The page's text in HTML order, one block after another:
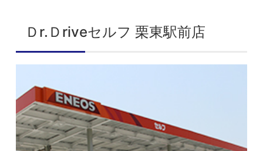
Ｄr.Ｄriveセルフ 栗東駅前店